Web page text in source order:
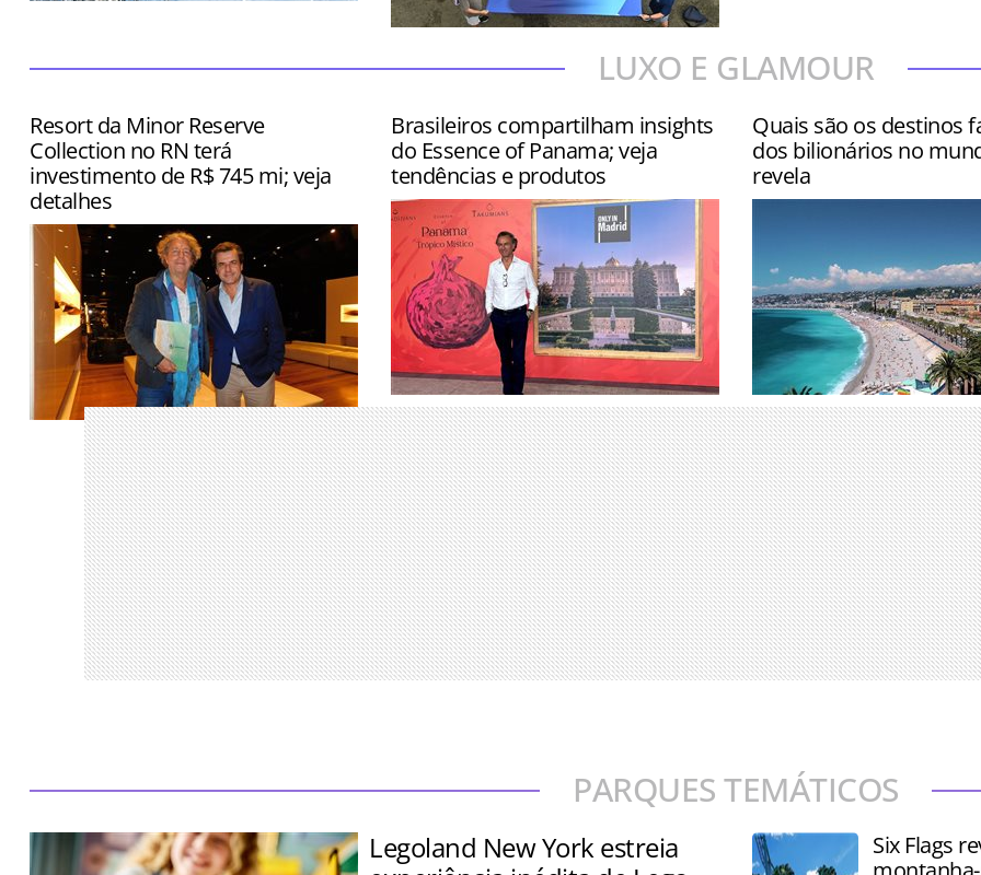
inspections nos hotéis Wyndham
Grand Rio Mar e Hyatt Centric Isla Ver…LUXO E GLAMOUR
Resort da Minor Reserve
Collection no RN terá
investimento de R$ 745 mi; veja
detalhes
Aventora Baía Formosa Resort terá 70
quartos, 28 villas branded residences e
será inaugurado em 2029
Brasileiros compartilham insights
do Essence of Panama; veja
tendências e produtos
Encontro reuniu associados e
parceiros Serandipians e Takumians by
Traveller Made de 77 países
Quais são os destinos
dos bilionários no
revela
Pesquisa analisou 25
determinar onde os
ricos escolhem passar seu
PARQUES TEMÁTICOS
Legoland New York estreia
Six Flags